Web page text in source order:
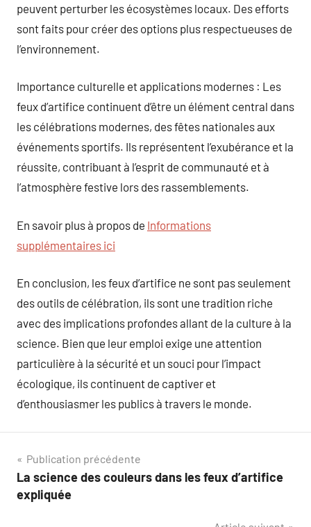
peuvent perturber les écosystèmes locaux. Des efforts
sont faits pour créer des options plus respectueuses de
l’environnement.
Importance culturelle et applications modernes : Les
feux d’artifice continuent d’être un élément central dans
les célébrations modernes, des fêtes nationales aux
événements sportifs. Ils représentent l’exubérance et la
réussite, contribuant à l’esprit de communauté et à
l’atmosphère festive lors des rassemblements.
En savoir plus à propos de Informations
supplémentaires ici
En conclusion, les feux d’artifice ne sont pas seulement
des outils de célébration, ils sont une tradition riche
avec des implications profondes allant de la culture à la
science. Bien que leur emploi exige une attention
particulière à la sécurité et un souci pour l’impact
écologique, ils continuent de captiver et
d’enthousiasmer les publics à travers le monde.
Navigation
de
Publication précédente
La science des couleurs dans les feux d’artifice
expliquée